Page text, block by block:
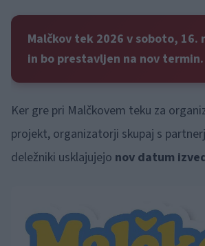
Malčkov tek 2026 v soboto, 16.
in bo prestavljen na nov termin.
Ker gre pri Malčkovem teku za
projekt, organizatorji skupaj s
deležniki usklajujejo nov datum